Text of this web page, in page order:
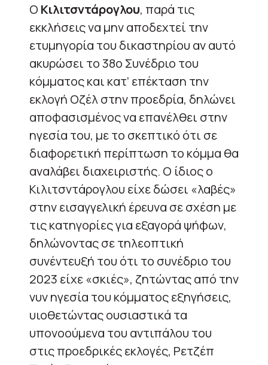
Ο Κιλιτσντάρογλου, παρά τις
εκκλήσεις να μην αποδεχτεί την
ετυμηγορία του δικαστηρίου αν αυτό
ακυρώσει το 38ο Συνέδριο του
κόμματος και κατ’ επέκταση την
εκλογή Οζέλ στην προεδρία, δηλώνει
αποφασισμένος να επανέλθει στην
ηγεσία του, με το σκεπτικό ότι σε
διαφορετική περίπτωση το κόμμα θα
αναλάβει διαχειριστής. Ο ίδιος ο
Κιλιτσντάρογλου είχε δώσει «λαβές»
στην εισαγγελική έρευνα σε σχέση με
τις κατηγορίες για εξαγορά ψήφων,
δηλώνοντας σε τηλεοπτική
συνέντευξή του ότι το συνέδριο του
2023 είχε «σκιές», ζητώντας από την
νυν ηγεσία του κόμματος εξηγήσεις,
υιοθετώντας ουσιαστικά τα
υπονοούμενα του αντιπάλου του
στις προεδρικές εκλογές, Ρετζέπ